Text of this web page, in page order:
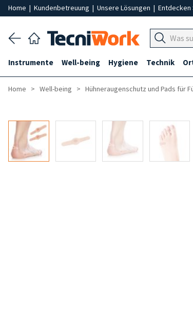
Home | Kundenbetreuung | Unsere Lösungen | Entdecken
Instrumente Well-being Hygiene Technik
Home Well-being Hühneraugenschutz und Pads für